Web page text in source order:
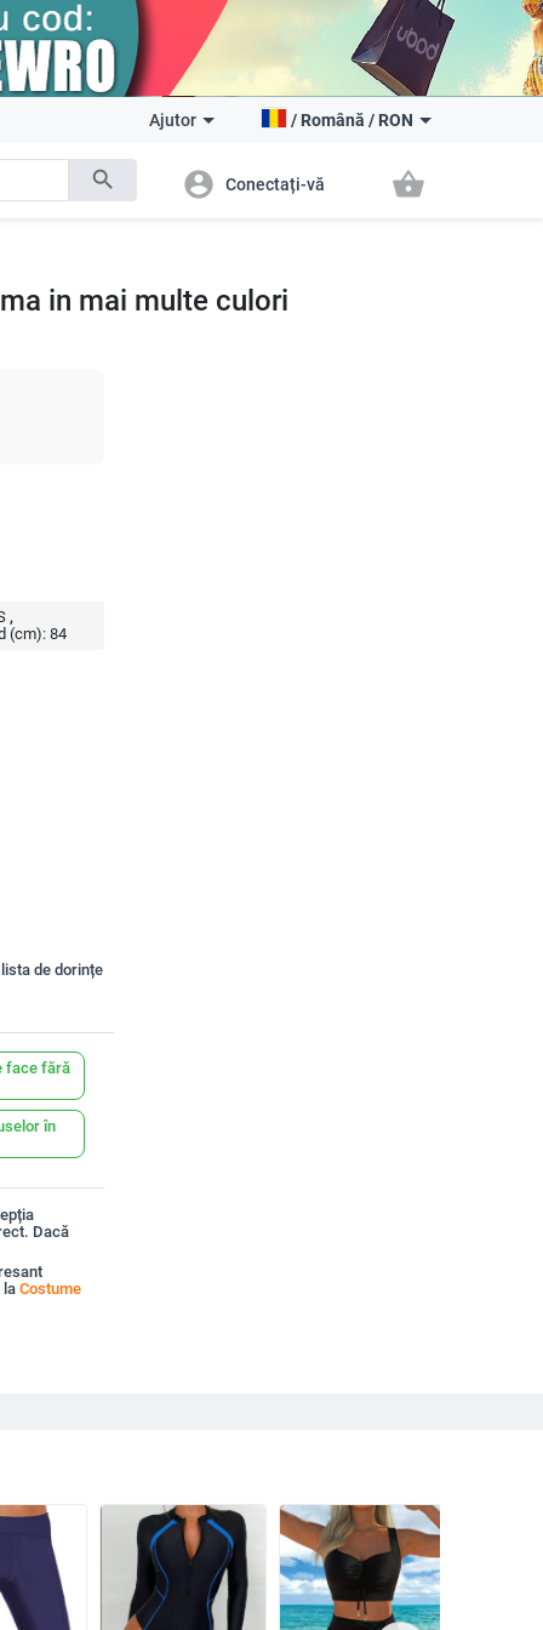
search
Ajutor / Română / RON
account_circle Conectați-vă shopping_basket
in mai multe culori
(cm): 84
de dorințe
face fără
în
Dacă
la Costume